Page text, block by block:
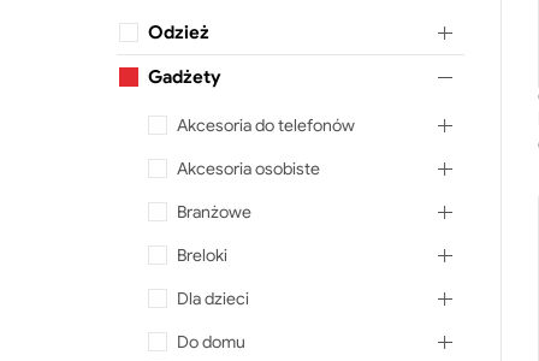
Odzież
Gadżety
Akcesoria do telefonów
Akcesoria osobiste
Branżowe
Breloki
Dla dzieci
Do domu